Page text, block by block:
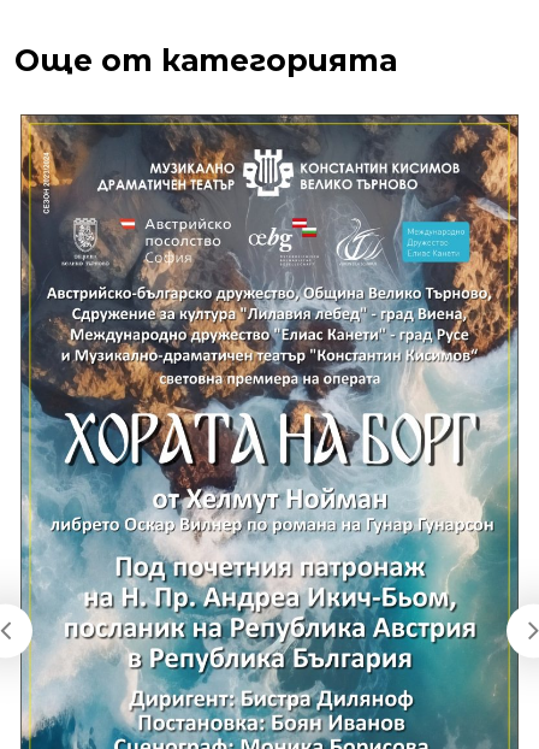
Още от категорията